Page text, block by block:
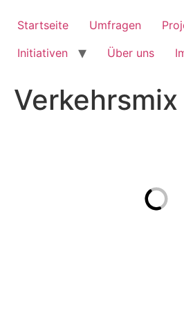
InhaltStartseite Umfragen
Initiativen
Über uns
Verkehrsmix